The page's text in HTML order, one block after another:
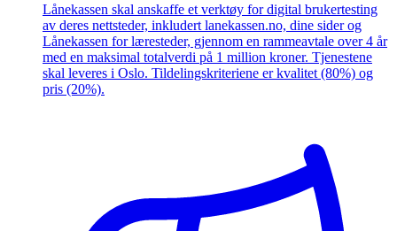
Lånekassen skal anskaffe et verktøy for digital brukertesting
av deres nettsteder, inkludert lanekassen.no, dine sider og
Lånekassen for læresteder, gjennom en rammeavtale over 4 år
med en maksimal totalverdi på 1 million kroner. Tjenestene
skal leveres i Oslo. Tildelingskriteriene er kvalitet (80%) og
pris (20%).